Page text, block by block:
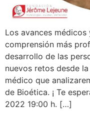
Los avances
comprensión más
desarrollo de las
nuevos retos desde
médico que
de Bioética. ¡ Te
2022 19:00 h. […]